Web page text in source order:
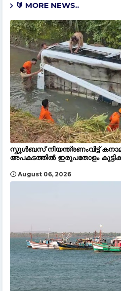
🔰 MORE NEWS..
സ്കൂൾബസ് നിയന്ത്രണംവിട്ട്
അപകടത്തിൽ ഇരുപതോളം
August 06, 2026